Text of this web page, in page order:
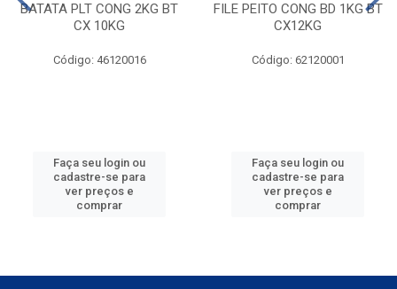
BATATA PLT CONG 2KG BT
CX 10KG
Código: 46120016
Faça seu login ou
cadastre-se para
ver preços e
comprar
FILE PEITO CONG BD 1KG BT
CX12KG
Código: 62120001
Faça seu login ou
cadastre-se para
ver preços e
comprar